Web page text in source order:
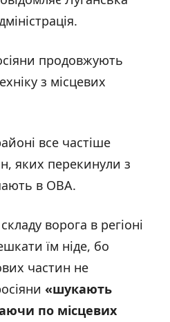
продовжують
з місцевих
все частіше
яких перекинули з
в ОВА.
ворога в регіоні
їм ніде, бо
частин не
«шукають
по місцевих